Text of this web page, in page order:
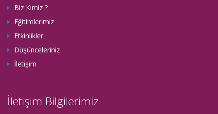
Biz Kimiz ?
Eğitimlerimiz
Etkinlikler
Düşünceleriniz
İletişim
İletişim Bilgilerimiz